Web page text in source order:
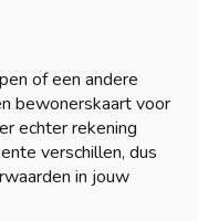
of een andere
bewonerskaart voor
echter rekening
verschillen, dus
in jouw